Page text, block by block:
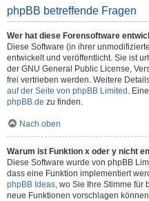
phpBB betreffende Fragen
Wer hat diese Forensoftware
Diese Software (in ihrer
entwickelt und veröffentlicht. Sie ist
der GNU General Public License,
frei vertrieben werden. Weitere
auf der Seite von phpBB Limited .
phpBB.de zu finden.
Nach oben
Warum ist Funktion x oder y nicht
Diese Software wurde von phpBB
dass eine Funktion implementiert
phpBB Ideas, wo Sie Ihre Stimme für
neue Funktionen vorschlagen